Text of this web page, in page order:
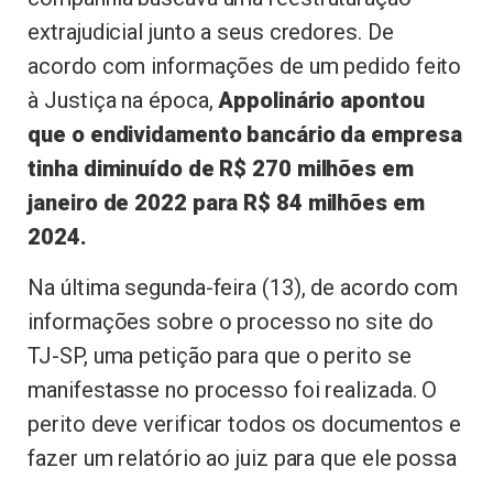
extrajudicial junto a seus credores. De
acordo com informações de um pedido feito
à Justiça na época,Appolinário apontou
que o endividamento bancário da empresa
tinha diminuído de R$ 270 milhões em
janeiro de 2022 para R$ 84 milhões em
2024.
Na última segunda-feira (13), de acordo com
informações sobre o processo no site do
TJ-SP, uma petição para que o perito se
manifestasse no processo foi realizada. O
perito deve verificar todos os documentos e
fazer um relatório ao juiz para que ele possa